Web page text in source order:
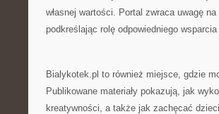
własnej wartości. Portal zwraca uwagę
podkreślając rolę odpowiedniego
Bialykotek.pl to również miejsce, gdzie
Publikowane materiały pokazują, jak
kreatywności, a także jak zachęcać